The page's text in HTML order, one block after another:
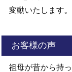
変動いたします。
お客様の声
祖母が昔から持